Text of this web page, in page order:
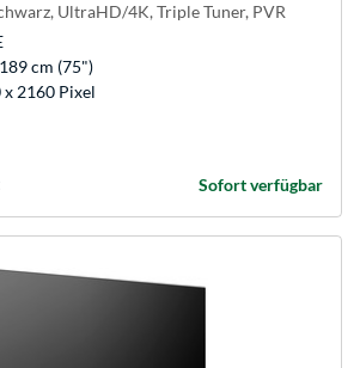
UltraHD/4K, Triple Tuner, PVR
cm (75")
2160 Pixel
Sofort verfügbar